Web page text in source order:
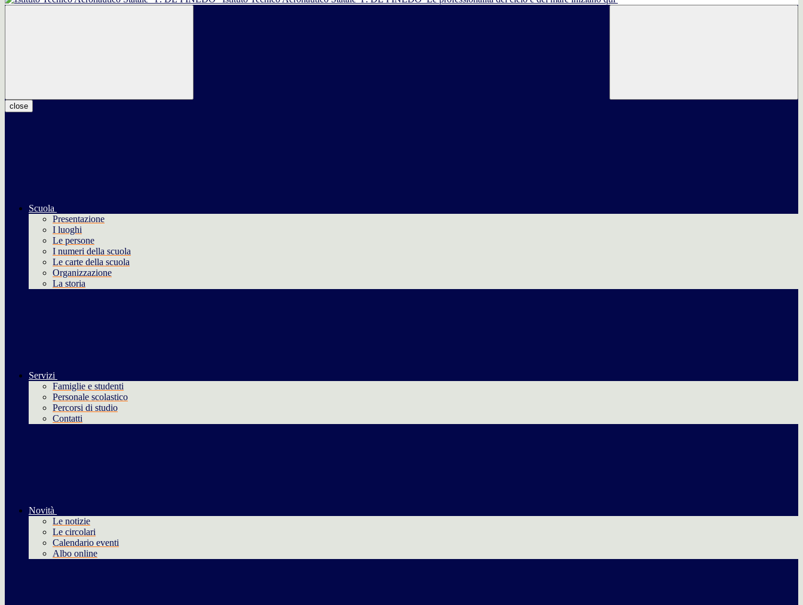
close
Scuola
Presentazione
I luoghi
Le persone
I numeri della scuola
Le carte della scuola
Organizzazione
La storia
Servizi
Famiglie e studenti
Personale scolastico
Percorsi di studio
Contatti
Novità
Le notizie
Le circolari
Calendario eventi
Albo online